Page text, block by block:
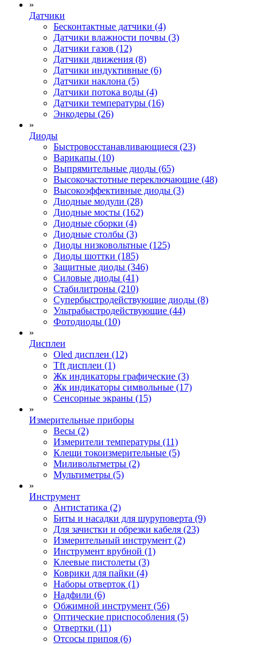
»
Датчики
Бесконтактные датчики (4)
Датчики влажности почвы (3)
Датчики газов (12)
Датчики движения (8)
Датчики индуктивные (6)
Датчики наклона (5)
Датчики потока воды (4)
Датчики температуры (16)
Энкодеры (26)
»
Диоды
Быстровосстанавливающиеся (23)
Варикапы (10)
Выпрямительные диоды (65)
Высокочастотные переключающие (48)
Высокоэффективные диоды (3)
Диодные модули (28)
Диодные мосты (162)
Диодные сборки (4)
Диодные столбы (3)
Диоды низковольтные (125)
Диоды шоттки (185)
Защитные диоды (346)
Силовые диоды (41)
Стабилитроны (210)
Супербыстродействующие диоды (8)
Ультрабыстродействующие (44)
Фотодиоды (10)
»
Дисплеи
Oled дисплеи (12)
Tft дисплеи (1)
Жк индикаторы графические (3)
Жк индикаторы символьные (17)
Сенсорные экраны (15)
»
Измерительные приборы
Весы (2)
Измерители температуры (11)
Клещи токоизмерительные (5)
Миливольтметры (2)
Мультиметры (5)
»
Инструмент
Антистатика (2)
Биты и насадки для шуруповерта (9)
Для зачистки и обрезки кабеля (23)
Измерительный инструмент (2)
Инструмент врубной (1)
Клеевые пистолеты (3)
Коврики для пайки (4)
Наборы отверток (1)
Надфили (6)
Обжимной инструмент (56)
Оптические приспособления (5)
Отвертки (11)
Отсосы припоя (6)